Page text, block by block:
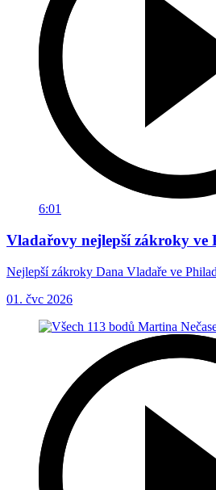
6:01
Vladařovy nejlepší zákroky ve
Nejlepší zákroky Dana Vladaře ve
01. čvc 2026